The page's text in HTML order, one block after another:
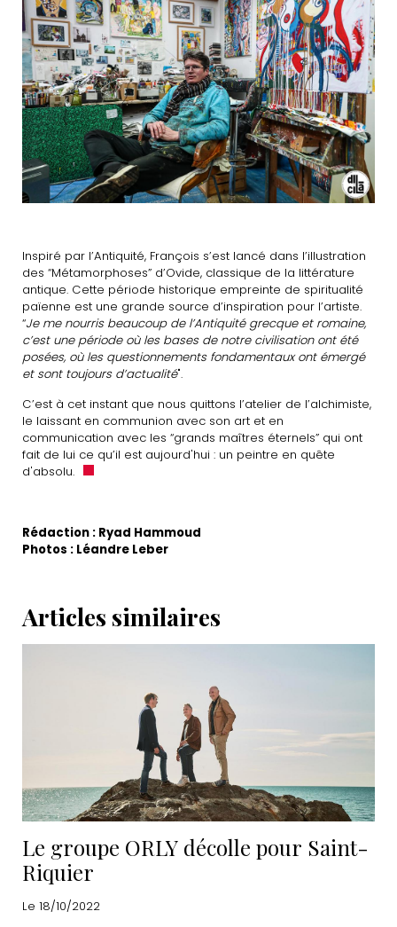
Inspiré par l’Antiquité, François s’est lancé dans l’illustration
des “Métamorphoses” d’Ovide, classique de la littérature
antique. Cette période historique empreinte de spiritualité
païenne est une grande source d’inspiration pour l’artiste.
“Je me nourris beaucoup de l’Antiquité grecque et romaine,
c’est une période où les bases de notre civilisation ont été
posées, où les questionnements fondamentaux ont émergé
et sont toujours d’actualité".
C’est à cet instant que nous quittons l’atelier de l’alchimiste,
le laissant en communion avec son art et en
communication avec les “grands maîtres éternels” qui ont
fait de lui ce qu’il est aujourd'hui : un peintre en quête
d'absolu.
Rédaction : Ryad Hammoud
Photos : Léandre Leber
Articles similaires
Le groupe ORLY décolle pour Saint-
Riquier
Le 18/10/2022